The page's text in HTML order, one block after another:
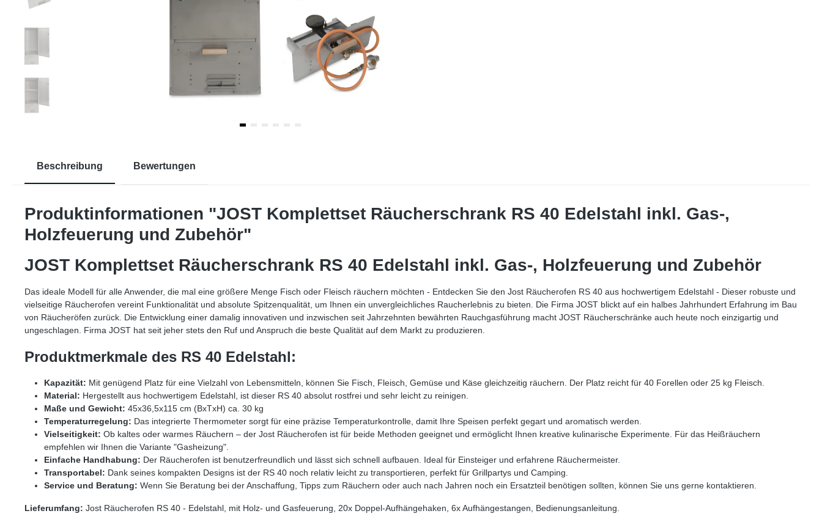
Beschreibung Bewertungen
Produktinformationen "JOST Komplettset Räucherschrank RS 40 Edelstahl inkl. Gas-,
Holzfeuerung und Zubehör"
JOST Komplettset Räucherschrank RS 40 Edelstahl inkl. Gas-, Holzfeuerung und Zubehör
Das ideale Modell für alle Anwender, die mal eine größere Menge Fisch oder Fleisch räuchern möchten - Entdecken Sie den Jost Räucherofen RS 40 aus hochwertigem Edelstahl - Dieser robuste und
vielseitige Räucherofen vereint Funktionalität und absolute Spitzenqualität, um Ihnen ein unvergleichliches Raucherlebnis zu bieten. Die Firma JOST blickt auf ein halbes Jahrhundert Erfahrung im Bau
von Räucheröfen zurück. Die Entwicklung einer damalig innovativen und inzwischen seit Jahrzehnten bewährten Rauchgasführung macht JOST Räucherschränke auch heute noch einzigartig und
ungeschlagen. Firma JOST hat seit jeher stets den Ruf und Anspruch die beste Qualität auf dem Markt zu produzieren.
Produktmerkmale des RS 40 Edelstahl:
Kapazität: Mit genügend Platz für eine Vielzahl von Lebensmitteln, können Sie Fisch, Fleisch, Gemüse und Käse gleichzeitig räuchern. Der Platz reicht für 40 Forellen oder 25 kg Fleisch.
Material: Hergestellt aus hochwertigem Edelstahl, ist dieser RS 40 absolut rostfrei und sehr leicht zu reinigen.
Maße und Gewicht: 45x36,5x115 cm (BxTxH) ca. 30 kg
Temperaturregelung: Das integrierte Thermometer sorgt für eine präzise Temperaturkontrolle, damit Ihre Speisen perfekt gegart und aromatisch werden.
Vielseitigkeit: Ob kaltes oder warmes Räuchern – der Jost Räucherofen ist für beide Methoden geeignet und ermöglicht Ihnen kreative kulinarische Experimente. Für das Heißräuchern
empfehlen wir Ihnen die Variante "Gasheizung".
Einfache Handhabung: Der Räucherofen ist benutzerfreundlich und lässt sich schnell aufbauen. Ideal für Einsteiger und erfahrene Räuchermeister.
Transportabel: Dank seines kompakten Designs ist der RS 40 noch relativ leicht zu transportieren, perfekt für Grillpartys und Camping.
Service und Beratung: Wenn Sie Beratung bei der Anschaffung, Tipps zum Räuchern oder auch nach Jahren noch ein Ersatzteil benötigen sollten, können Sie uns gerne kontaktieren.
Lieferumfang: Jost Räucherofen RS 40 - Edelstahl, mit Holz- und Gasfeuerung, 20x Doppel-Aufhängehaken, 6x Aufhängestangen, Bedienungsanleitung.